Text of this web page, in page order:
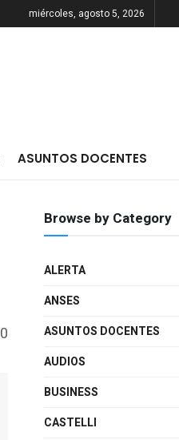
miércoles, agosto 5, 2026
ASUNTOS DOCENTES
0
Browse by Category
ALERTA
ANSES
ASUNTOS DOCENTES
AUDIOS
BUSINESS
CASTELLI